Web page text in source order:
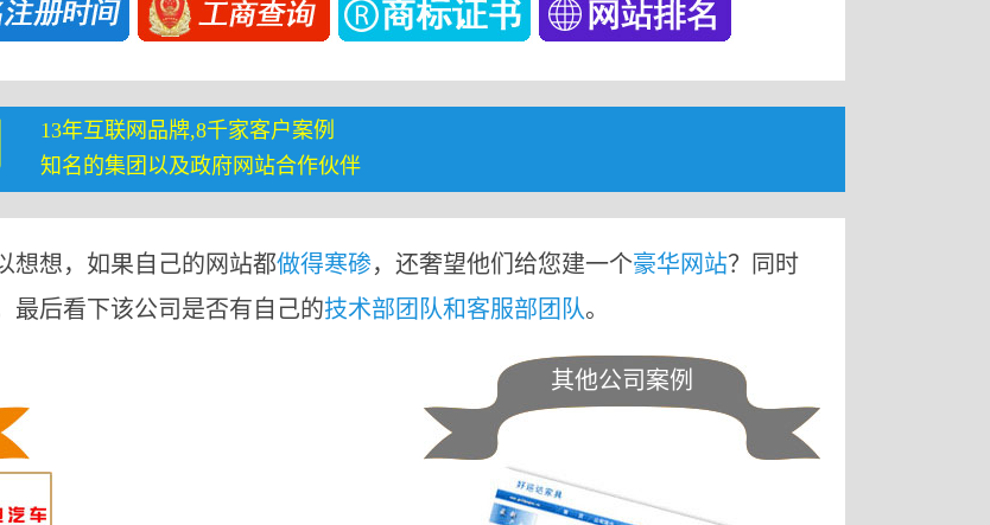
13年互联网品牌,8千家客户案例
知名的集团以及政府网站合作伙伴
想想，如果自己的网站都做得寒碜，还奢望他们给您建一个豪华网站？同时
最后看下该公司是否有自己的技术部团队和客服部团队。
其他公司案例